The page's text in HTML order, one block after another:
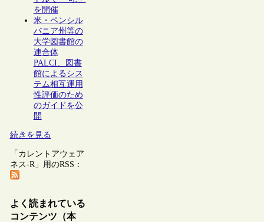
を開催
米・ペンシル
バニア州等の
大学図書館の
連合体
PALCI、図書
館によるシス
テム相互運用
性評価のため
のガイドを公
開
続きを見る
「カレントアウェア
ネス-R」用のRSS：
よく読まれている
コンテンツ（本